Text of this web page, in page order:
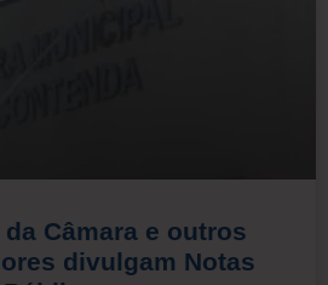
Câmara e outros
divulgam Notas